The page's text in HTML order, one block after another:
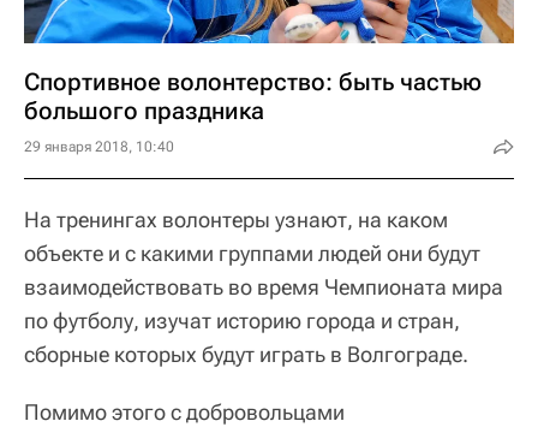
Спортивное волонтерство: быть частью
большого праздника
29 января 2018, 10:40
На тренингах волонтеры узнают, на каком
объекте и с какими группами людей они будут
взаимодействовать во время Чемпионата мира
по футболу, изучат историю города и стран,
сборные которых будут играть в Волгограде.
Помимо этого с добровольцами